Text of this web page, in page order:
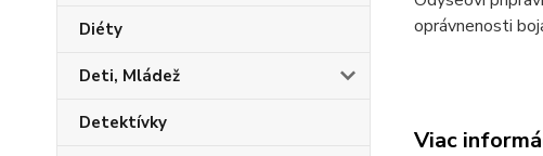
Diéty
Deti, Mládež
Detektívky
oprávnenosti
Viac